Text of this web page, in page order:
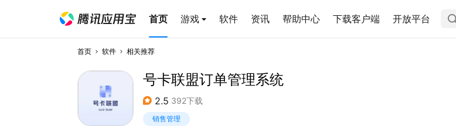
首页 游戏 软件 资讯 帮助中心 下载客户端 开放平台
首页 软件 相关推荐
号卡联盟订单管理系统
2.5 392下载
销售管理